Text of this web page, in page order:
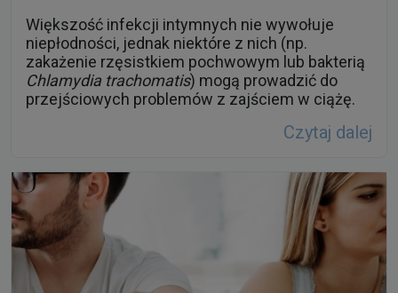
Większość infekcji intymnych nie wywołuje
niepłodności, jednak niektóre z nich (np.
zakażenie rzęsistkiem pochwowym lub bakterią
Chlamydia trachomatis) mogą prowadzić do
przejściowych problemów z zajściem w ciążę.
Czytaj dalej